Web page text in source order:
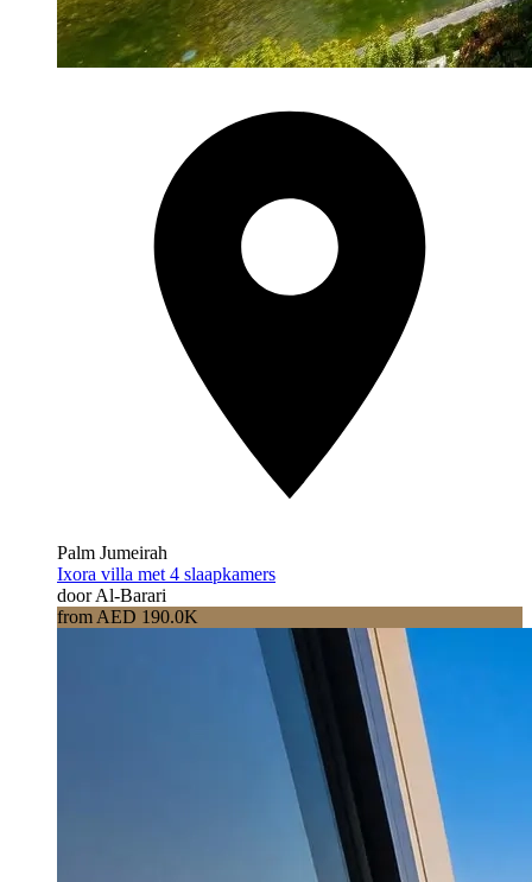
Palm Jumeirah
Ixora villa met 4 slaapkamers
door Al-Barari
from AED 190.0K